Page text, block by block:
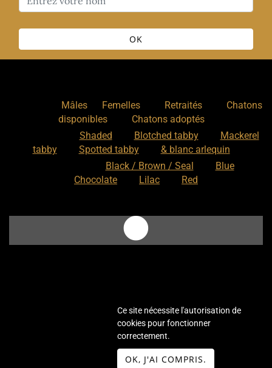
OK
Mâles Femelles Retraités
Chatons
disponibles
Chatons adoptés
Shaded Blotched tabby
Mackerel
tabby
Spotted tabby & blanc arlequin
Black / Brown / Seal
Blue
Chocolate
Lilac Red
Elevage de Selkirk Straight Longhair
WeBreed- Copyright© Chatterie
Ce site nécessite l'autorisation de
cookies pour fonctionner
correctement.
OK, J'AI COMPRIS.